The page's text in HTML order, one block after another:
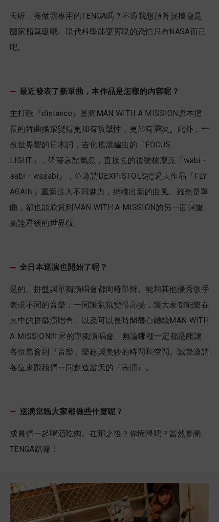
天呀，要做我專用的TENGA嗎？不過我想預算規模會是
國家預算級哦。現代科學能更實現的恐怕只有NASA而已
吧。
最近發表了新單曲，本作品是怎樣的內容呢？
主打歌『distance』是將MAN WITH A MISSION原本擅
長的舞曲搖滾變得更加有攻擊性，更加有層次。此外，一
改世界觀的日本詞，吉化搖滾編曲的「FOCUS
LIGHT」，帶著哀愁氣息，直接性的後硬核龐克『wabi・
sabi・wasabi』，並邀請DEXPISTOLS把過去作品『FLY
AGAIN』重新注入不同魅力，編織出新的曲風。雖然是單
曲，卻也能欣賞到MAN WITH A MISSION的另一面與重
新詮釋後的世界觀。
全日本巡演也開始了呢？
是的。拼盤與單獨演唱會都同時舉辦。能和其他優秀歌手
表現不同的音樂，一同讓氣氛變得高揚，讓大家都能樂在
其中的拼盤演唱會。以及可以長時間盡心體驗MAN WITH
A MISSION世界的單獨演唱會。無論哪種一定都是能讓
各位體會到『音樂』樂趣與美妙的時間和空間。誠摯邀請
各位來跟我們一同創造當天的『表演』。
巡演當晚大家都做些什麼呢？
成員們一起喝酒吃肉。在那之後？你懂得吧？當然是開
TENGA趴囉！